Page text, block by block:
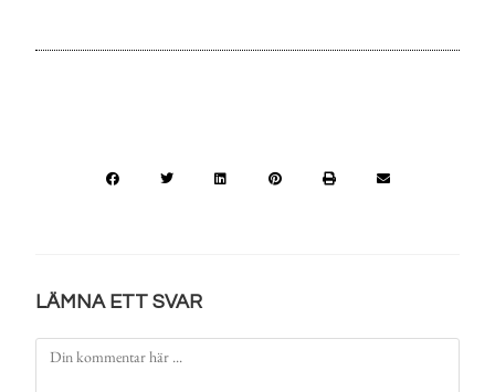
LÄMNA ETT SVAR